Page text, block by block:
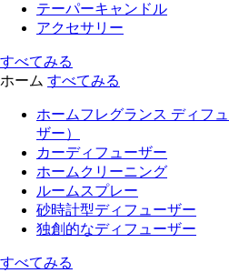
テーパーキャンドル
アクセサリー
すべてみる
ホーム すべてみる
ホームフレグランス ディフ
ザー）
カーディフューザー
ホームクリーニング
ルームスプレー
砂時計型ディフューザー
独創的なディフューザー
すべてみる